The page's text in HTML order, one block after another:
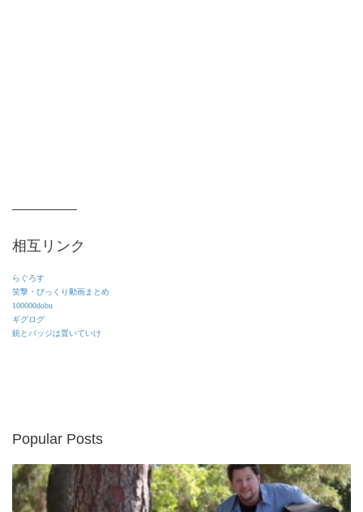
相互リンク
らぐろす
笑撃・びっくり動画まとめ
100000dobu
ギグログ
銃とバッジは置いていけ
Popular Posts